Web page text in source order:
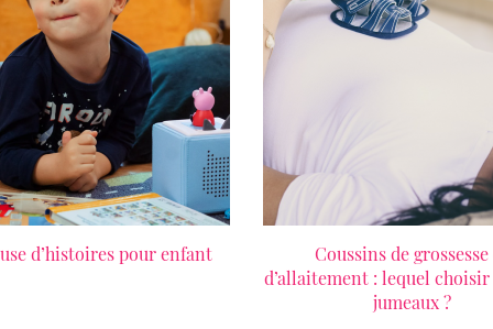
LIRE LA SUITE
d’histoires pour enfant LIRE LA SUITE
Coussins de
d’allaitement : lequel choisir
jumeaux ?